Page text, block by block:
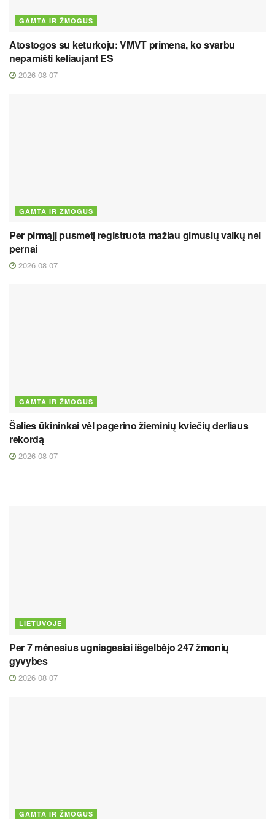
GAMTA IR ŽMOGUS
Atostogos su keturkoju: VMVT primena, ko svarbu
nepamišti keliaujant ES
2026 08 07
GAMTA IR ŽMOGUS
Per pirmąjį pusmetį registruota mažiau gimusių vaikų nei
pernai
2026 08 07
GAMTA IR ŽMOGUS
Šalies ūkininkai vėl pagerino žieminių kviečių derliaus
rekordą
2026 08 07
LIETUVOJE
Per 7 mėnesius ugniagesiai išgelbėjo 247 žmonių
gyvybes
2026 08 07
GAMTA IR ŽMOGUS